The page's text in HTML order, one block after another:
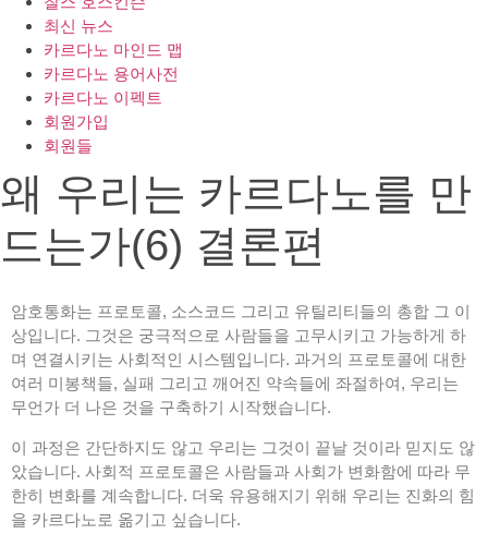
최신 뉴스
카르다노 마인드 맵
카르다노 용어사전
카르다노 이펙트
회원가입
회원들
왜 우리는 카르다노를 만
드는가(6) 결론편
암호통화는 프로토콜, 소스코드 그리고 유틸리티들의 총합 그 이
상입니다. 그것은 궁극적으로 사람들을 고무시키고 가능하게 하
며 연결시키는 사회적인 시스템입니다. 과거의 프로토콜에 대한
여러 미봉책들, 실패 그리고 깨어진 약속들에 좌절하여, 우리는
무언가 더 나은 것을 구축하기 시작했습니다.
이 과정은 간단하지도 않고 우리는 그것이 끝날 것이라 믿지도 않
았습니다. 사회적 프로토콜은 사람들과 사회가 변화함에 따라 무
한히 변화를 계속합니다. 더욱 유용해지기 위해 우리는 진화의 힘
을 카르다노로 옮기고 싶습니다.